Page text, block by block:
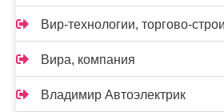
Вир-технологии, торгово-
Вира, компания
Владимир Автоэлектрик